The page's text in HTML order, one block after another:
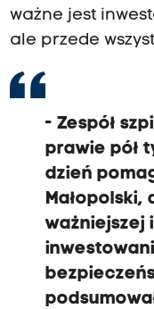
ważne jest
ale przede
- Zespół
prawie pół
dzień
Małopolski,
ważniejszej